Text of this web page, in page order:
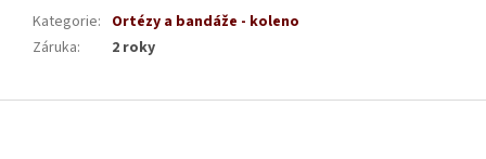
Kategorie: Ortézy a bandáže - koleno
Záruka: 2 roky